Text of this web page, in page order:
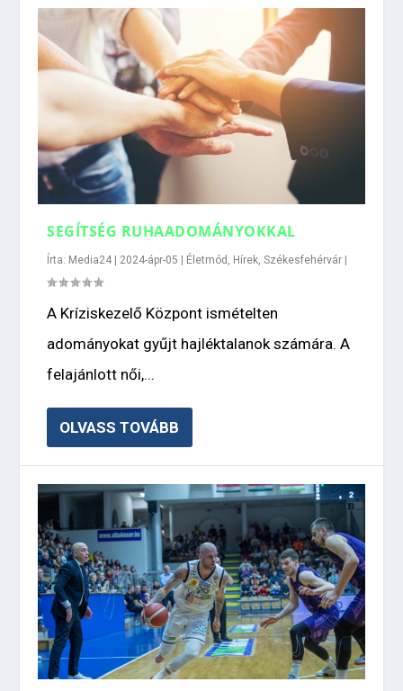
SEGÍTSÉG RUHAADOMÁNYOKKAL
Írta: Media24 | 2024-ápr-05 | Életmód Hírek ,Székesfehérvár |
A Kríziskezelő Központ ismételten
adományokat gyűjt hajléktalanok számára. A
felajánlott női,...
OLVASS TOVÁBB